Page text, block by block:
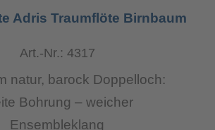
Adris Traumflöte Birnbaum
Art.-Nr.: 4317
natur, barock Doppelloch:
Bohrung – weicher
Ensembleklang